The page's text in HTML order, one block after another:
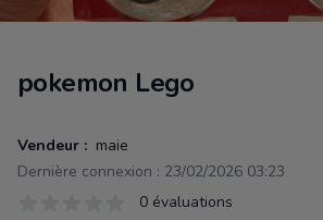
pokemon Lego
Vendeur : maie
Dernière connexion : 23/02/2026 03:23
0 évaluations